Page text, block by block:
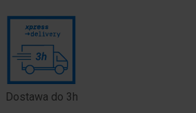
Dostawa do 3h